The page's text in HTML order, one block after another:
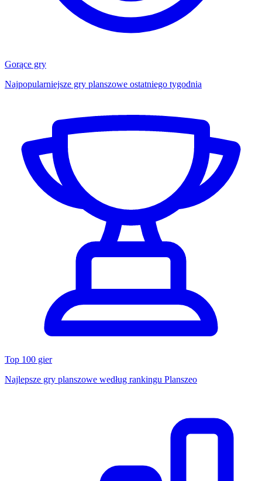
Gorące gry
Najpopularniejsze gry planszowe ostatniego tygodnia
Top 100 gier
Najlepsze gry planszowe według rankingu Planszeo